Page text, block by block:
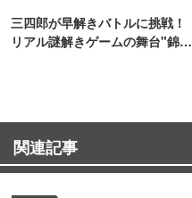
三四郎が早解きバトルに挑戦！
リアル謎解きゲームの舞台"錦糸
関連記事